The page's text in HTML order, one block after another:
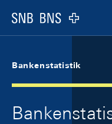
Logo
Bankenstatistik